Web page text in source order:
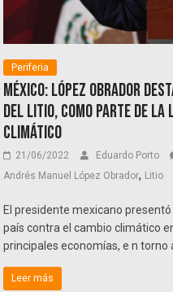
Periferia
México: López Obrador
del litio, como parte de la
climático
21/06/2022 Eduardo Porto
Andrés Manuel López Obrador, Litio
El presidente mexicano
país contra el cambio climático
principales economías, e n torno
Leer más